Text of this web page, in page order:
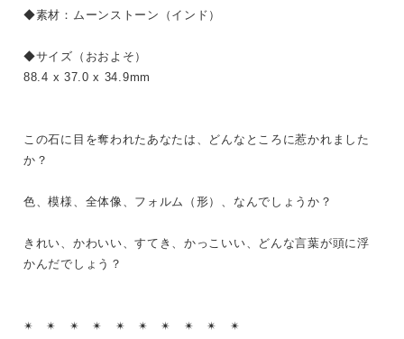
◆素材：ムーンストーン（インド）
◆サイズ（おおよそ）
88.4 x 37.0 x 34.9mm
この石に目を奪われたあなたは、どんなところに惹かれました
か？
色、模様、全体像、フォルム（形）、なんでしょうか？
きれい、かわいい、すてき、かっこいい、どんな言葉が頭に浮
かんだでしょう？
✴︎ ✴︎ ✴︎ ✴︎ ✴︎ ✴︎ ✴︎ ✴︎ ✴︎ ✴︎